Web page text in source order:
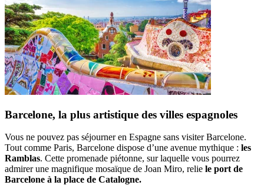
Barcelone, la plus artistique des villes espagnoles
Vous ne pouvez pas séjourner en Espagne sans visiter Barcelone.
Tout comme Paris, Barcelone dispose d’une avenue mythique : les
Ramblas. Cette promenade piétonne, sur laquelle vous pourrez
admirer une magnifique mosaïque de Joan Miro, relie le port de
Barcelone à la place de Catalogne.